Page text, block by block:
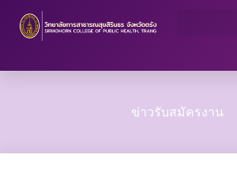
ข่าวรับสมัครงาน